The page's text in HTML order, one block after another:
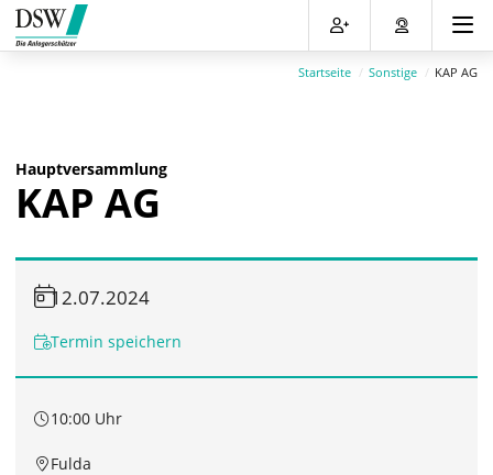
Direkt
zum
Inhalt
Direkt
zum
Hauptmenu
Direkt
zur
Suche
Direkt
zum
Footer
Startseite Sonstige KAP AG
Hauptversammlung
KAP AG
12.07.2024
Termin speichern
10:00 Uhr
Fulda